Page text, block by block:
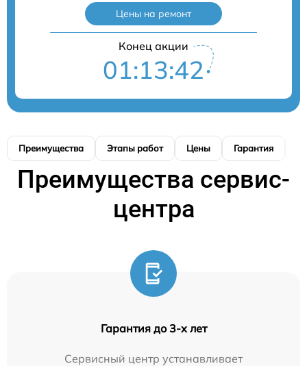
Цены на ремонт
Конец акции
01:13:41
Преимущества Этапы работ Цены Гарантия
Преимущества сервис-
центра
Гарантия до 3-х лет
Сервисный центр устанавливает